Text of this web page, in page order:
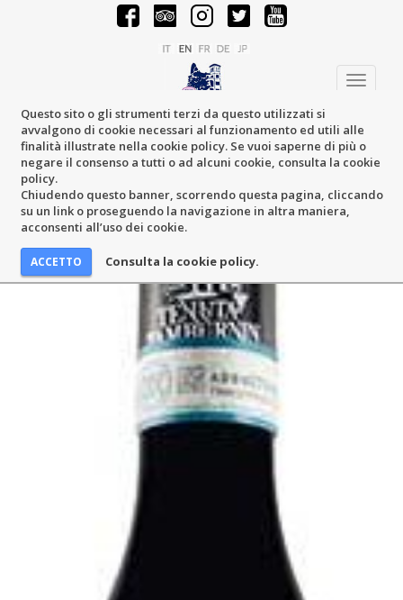
Questo sito o gli strumenti terzi da questo utilizzati si
avvalgono di cookie necessari al funzionamento ed utili alle
finalità illustrate nella cookie policy. Se vuoi saperne di più o
negare il consenso a tutti o ad alcuni cookie, consulta la cookie
policy.
Chiudendo questo banner, scorrendo questa pagina, cliccando
su un link o proseguendo la navigazione in altra maniera,
acconsenti all’uso dei cookie.
Consulta la cookie policy.
Toggle